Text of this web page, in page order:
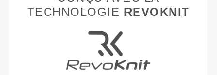
TECHNOLOGIE REVOKNIT